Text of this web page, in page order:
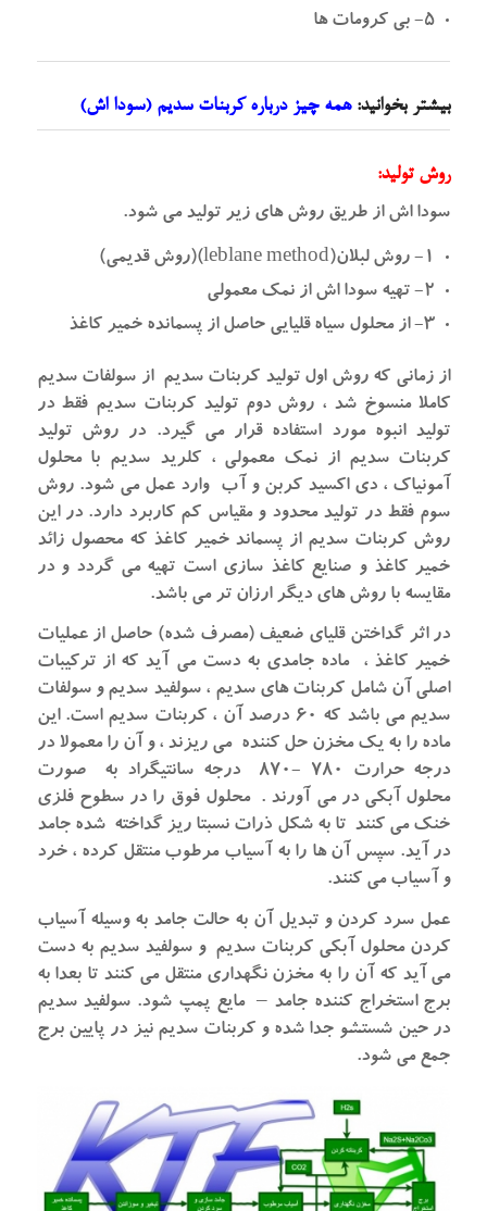
۵- بی کرومات ها
بیشتر بخوانید:همه چیز درباره کربنات سدیم (سودا اش)
روش تولید:
سودا اش از طریق روش های زیر تولید می شود.
۱- روش لبلان(leblane method)(روش قدیمی)
۲- تهیه سودا اش از نمک معمولی
۳- از محلول سیاه قلیایی حاصل از پسمانده خمیر کاغذ
از زمانی که روش اول تولید کربنات سدیم از سولفات سدیم
کاملا منسوخ شد ، روش دوم تولید کربنات سدیم فقط در
تولید انبوه مورد استفاده قرار می گیرد. در روش تولید
کربنات سدیم از نمک معمولی ، کلرید سدیم با محلول
آمونیاک ، دی اکسید کربن و آب وارد عمل می شود. روش
سوم فقط در تولید محدود و مقیاس کم کاربرد دارد. در این
روش کربنات سدیم از پسماند خمیر کاغذ که محصول زائد
خمیر کاغذ و صنایع کاغذ سازی است تهیه می گردد و در
مقایسه با روش های دیگر ارزان تر می باشد.
در اثر گداختن قلیای ضعیف (مصرف شده) حاصل از عملیات
خمیر کاغذ ، ماده جامدی به دست می آید که از ترکیبات
اصلی آن شامل کربنات های سدیم ، سولفید سدیم و سولفات
سدیم می باشد که ۶۰ درصد آن ، کربنات سدیم است. این
ماده را به یک مخزن حل کننده می ریزند ، و آن را معمولا در
درجه حرارت ۷۸۰ -۸۷۰ درجه سانتیگراد به صورت
محلول آبکی در می آورند . محلول فوق را در سطوح فلزی
خنک می کنند تا به شکل ذرات نسبتا ریز گداخته شده جامد
در آید. سپس آن ها را به آسیاب مرطوب منتقل کرده ، خرد
و آسیاب می کنند.
عمل سرد کردن و تبدیل آن به حالت جامد به وسیله آسیاب
کردن محلول آبکی کربنات سدیم و سولفید سدیم به دست
می آید که آن را به مخزن نگهداری منتقل می کنند تا بعدا به
برج استخراج کننده جامد – مایع پمپ شود. سولفید سدیم
در حین شستشو جدا شده و کربنات سدیم نیز در پایین برج
جمع می شود.